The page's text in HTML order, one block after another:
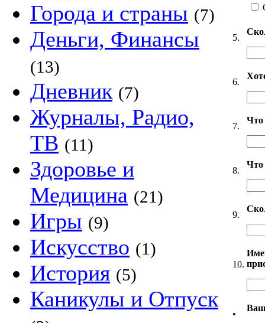
Города и страны (7)
Деньги, Финансы
(13)
Дневник (7)
Журналы, Радио,
ТВ (11)
Здоровье и
Медицина (21)
Игры (9)
Искусство (1)
История (5)
Каникулы и Отпуск
5.
6.
7.
Что
8.
Что
9.
10.
•